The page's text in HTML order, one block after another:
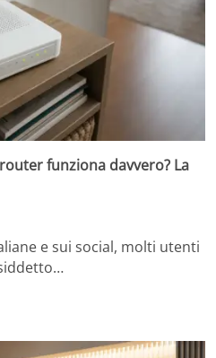
funziona davvero? La
e sui social, molti utenti